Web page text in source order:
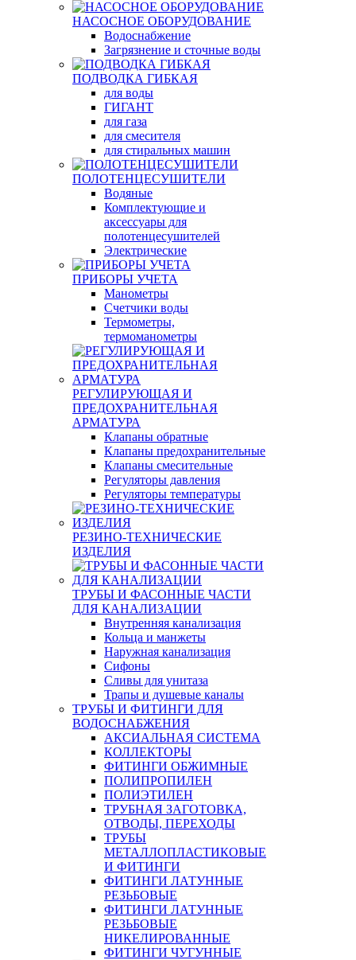
НАСОСНОЕ ОБОРУДОВАНИЕ
Водоснабжение
Загрязнение и сточные воды
ПОДВОДКА ГИБКАЯ
для воды
ГИГАНТ
для газа
для смесителя
для стиральных машин
ПОЛОТЕНЦЕСУШИТЕЛИ
Водяные
Комплектующие и
аксессуары для
полотенцесушителей
Электрические
ПРИБОРЫ УЧЕТА
Манометры
Счетчики воды
Термометры,
термоманометры
РЕГУЛИРУЮЩАЯ И
ПРЕДОХРАНИТЕЛЬНАЯ
АРМАТУРА
Клапаны обратные
Клапаны предохранительные
Клапаны смесительные
Регуляторы давления
Регуляторы температуры
РЕЗИНО-ТЕХНИЧЕСКИЕ
ИЗДЕЛИЯ
ТРУБЫ И ФАСОННЫЕ ЧАСТИ
ДЛЯ КАНАЛИЗАЦИИ
Внутренняя канализация
Кольца и манжеты
Наружная канализация
Сифоны
Сливы для унитаза
Трапы и душевые каналы
ТРУБЫ И ФИТИНГИ ДЛЯ
ВОДОСНАБЖЕНИЯ
АКСИАЛЬНАЯ СИСТЕМА
КОЛЛЕКТОРЫ
ФИТИНГИ ОБЖИМНЫЕ
ПОЛИПРОПИЛЕН
ПОЛИЭТИЛЕН
ТРУБНАЯ ЗАГОТОВКА,
ОТВОДЫ, ПЕРЕХОДЫ
ТРУБЫ
МЕТАЛЛОПЛАСТИКОВЫЕ
И ФИТИНГИ
ФИТИНГИ ЛАТУННЫЕ
РЕЗЬБОВЫЕ
ФИТИНГИ ЛАТУННЫЕ
РЕЗЬБОВЫЕ
НИКЕЛИРОВАННЫЕ
ФИТИНГИ ЧУГУННЫЕ